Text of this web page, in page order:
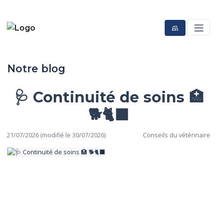
Notre blog
🩺 Continuité de soins 🏥
🐕🐈‍⬛
21/07/2026 (modifié le 30/07/2026) Conseils du vétérinaire